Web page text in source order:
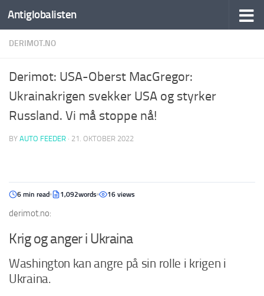
Antiglobalisten
DERIMOT.NO
Derimot: USA-Oberst MacGregor:
Ukrainakrigen svekker USA og styrker
Russland. Vi må stoppe nå!
BY AUTO FEEDER · 21. OKTOBER 2022
6 min read 1,092words 16 views
derimot.no:
Krig og anger i Ukraina
Washington kan angre på sin rolle i krigen i
Ukraina.